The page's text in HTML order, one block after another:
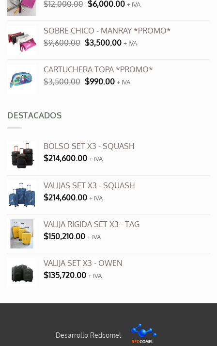
$10,900.00.$6,000.00.
$12,000.00 El
era:
$12,000.00.
$6,000.00El
es:
$6,000.00.
+ IVA
SOBRE CHICO - MANRAY *PROMO*
$9,600.00 El
era:
$9,600.00.
$3,500.00El
es:
$3,500.00.
+ IVA
CARTUCHERA TOPA *PROMO*
$3,500.00 El
$990.00El+ IVA
DESTACADOS
BOLSO SET X3 - SQUASH
$214,600.00 + IVA
VALIJAS SET X3 - SQUASH
$214,600.00 + IVA
VALIJA RIGIDA SET X3 - TAG
$150,210.00 + IVA
VALIJA SET X3 - OWEN
$135,720.00 + IVA
Desarrollo Redcomel